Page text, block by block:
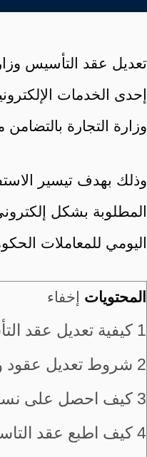
تعديل عقد التأسيس
إحدى الخدمات
وزارة التجارة
وذلك بهدف تيسير
المطلوبة بشكل
اليومي للمعاملات
المحتويات إخفاء
1 كيفية تعديل عقد
2 شروط تعديل عقود
3 كيف احصل على
4 كيف اطبع عقد